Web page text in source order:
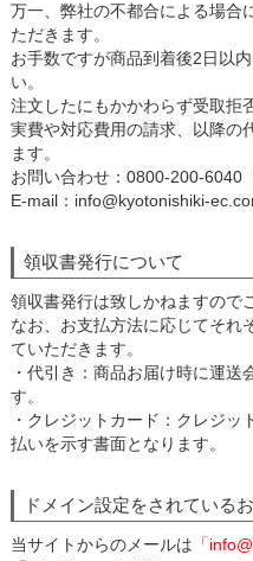
万一、弊社の不都合による場合
ただきます。
お手数ですが商品到着後2日以
い。
注文したにもかかわらず受取拒
実費や対応費用の請求、以降の
ます。
お問い合わせ：0800-200-6040
E-mail：info@kyotonishiki-
領収書発行について
領収書発行は致しかねますので
なお、お支払方法に応じてそれ
ていただきます。
・代引き：商品お届け時に運送
す。
・クレジットカード：クレジ
払いを示す書面となります。
ドメイン設定をされている
当サイトからのメールは 「